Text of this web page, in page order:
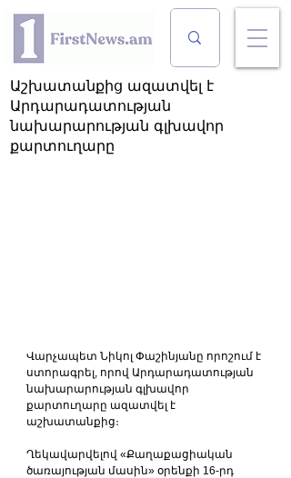
Աշխատանքից ազատվել է
Արդարադատության
նախարարության գլխավոր
քարտուղարը
Վարչապետ Նիկոլ Փաշինյանը որոշում է
ստորագրել, որով Արդարադատության
նախարարության գլխավոր
քարտուղարը ազատվել է
աշխատանքից։
Ղեկավարվելով «Քաղաքացիական
ծառայության մասին» օրենքի 16-րդ